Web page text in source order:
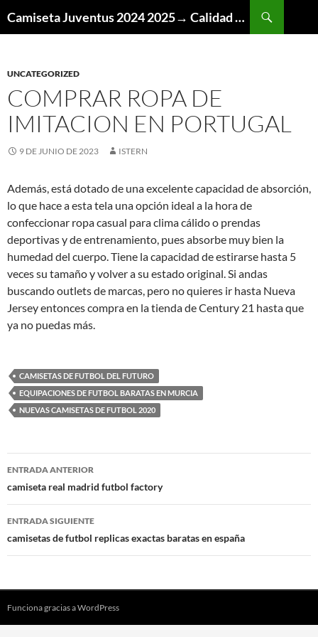
Camiseta Juventus 2024 2025→ Calidad Thai AAA
UNCATEGORIZED
COMPRAR ROPA DE
IMITACION EN PORTUGAL
9 DE JUNIO DE 2023 ISTERN
Además, está dotado de una excelente capacidad de absorción,
lo que hace a esta tela una opción ideal a la hora de
confeccionar ropa casual para clima cálido o prendas
deportivas y de entrenamiento, pues absorbe muy bien la
humedad del cuerpo. Tiene la capacidad de estirarse hasta 5
veces su tamaño y volver a su estado original. Si andas
buscando outlets de marcas, pero no quieres ir hasta Nueva
Jersey entonces compra en la tienda de Century 21 hasta que
ya no puedas más.
CAMISETAS DE FUTBOL DEL FUTURO
EQUIPACIONES DE FUTBOL BARATAS EN MURCIA
NUEVAS CAMISETAS DE FUTBOL 2020
Navegación
de
entradas
ENTRADA ANTERIOR
camiseta real madrid futbol factory
ENTRADA SIGUIENTE
camisetas de futbol replicas exactas baratas en españa
Funciona gracias a WordPress